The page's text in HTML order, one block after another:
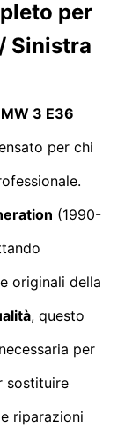
per
Sinistra
3 E36
per chi
(1990-
originali della
, questo
per
sostituire
riparazioni